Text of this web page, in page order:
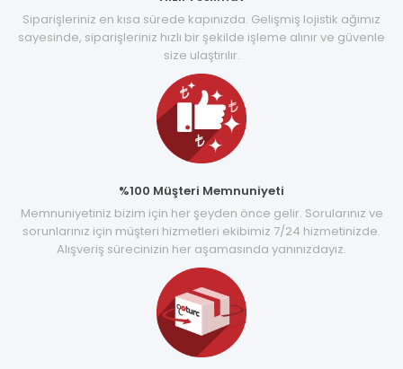
Siparişleriniz en kısa sürede kapınızda. Gelişmiş lojistik ağımız
sayesinde, siparişleriniz hızlı bir şekilde işleme alınır ve güvenle
size ulaştırılır.
%100 Müşteri Memnuniyeti
Memnuniyetiniz bizim için her şeyden önce gelir. Sorularınız ve
sorunlarınız için müşteri hizmetleri ekibimiz 7/24 hizmetinizde.
Alışveriş sürecinizin her aşamasında yanınızdayız.